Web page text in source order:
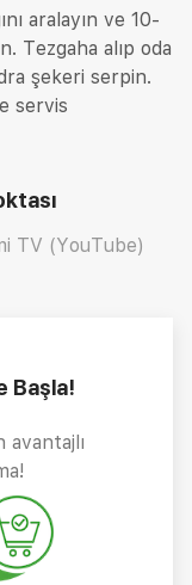
aralayın ve 10-
Tezgaha alıp oda
şekeri serpin.
servis
TV (YouTube)
Başla!
avantajlı